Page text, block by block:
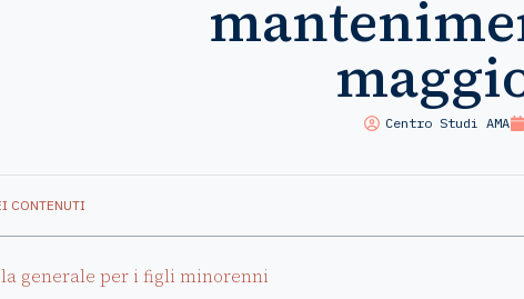
Centro Studi AMA
CONTENUTI
generale per i figli minorenni